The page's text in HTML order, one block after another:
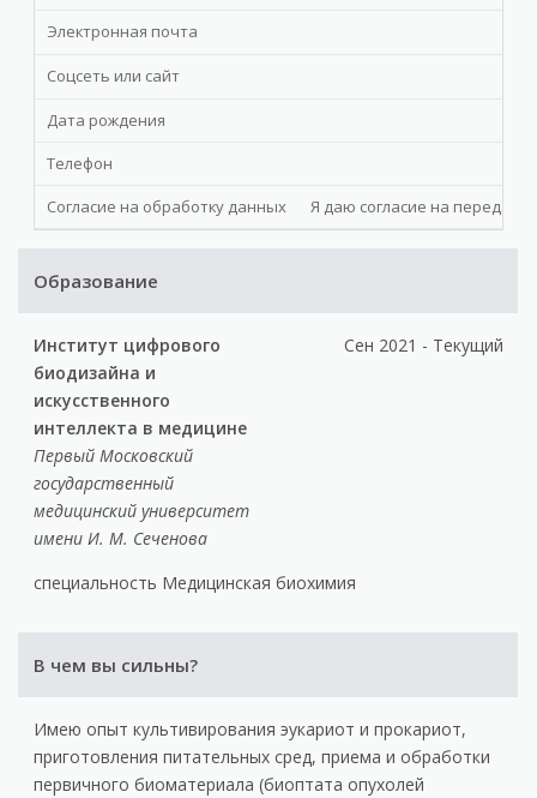
Электронная почта
Соцсеть или сайт
Дата рождения
Телефон
Согласие на обработку данных
Я даю cогласие на
Образование
Институт цифрового
биодизайна и
искусственного
интеллекта в медицине
Первый Московский
государственный
медицинский университет
имени И. М. Сеченова
Сен 2021 - Текущий
специальность Медицинская биохимия
В чем вы сильны?
Имею опыт культивирования эукариот и прокариот,
приготовления питательных сред, приема и обработки
первичного биоматериала (биоптата опухолей